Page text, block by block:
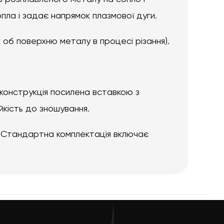
і задає напрямок плазмової дуги.
поверхню металу в процесі різання).
посилена вставкою з
до зношування.
комплектація включає